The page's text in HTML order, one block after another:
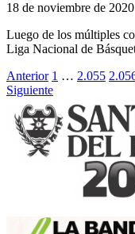
18 de noviembre de 2020
Luego de los múltiples
Liga Nacional de
Paginación
de
entradas
Anterior 1 … 2.055
Siguiente